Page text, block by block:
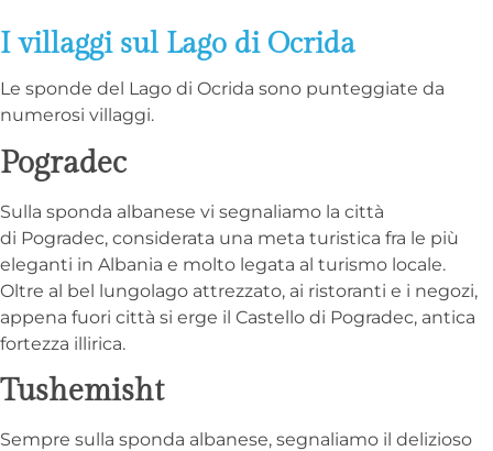
I villaggi sul Lago di Ocrida
Le sponde del Lago di Ocrida sono punteggiate da
numerosi villaggi.
Pogradec
Sulla sponda albanese vi segnaliamo la città
di Pogradec, considerata una meta turistica fra le più
eleganti in Albania e molto legata al turismo locale.
Oltre al bel lungolago attrezzato, ai ristoranti e i negozi,
appena fuori città si erge il Castello di Pogradec, antica
fortezza illirica.
Tushemisht
Sempre sulla sponda albanese, segnaliamo il delizioso